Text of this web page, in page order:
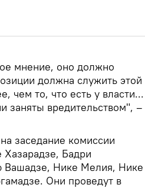
мнение, оно должно
должна служить этой
чем то, что есть у власти...
заняты вредительством", –
заседание комиссии
Бадри
Вашадзе, Нике Мелия, Нике
Они проведут в